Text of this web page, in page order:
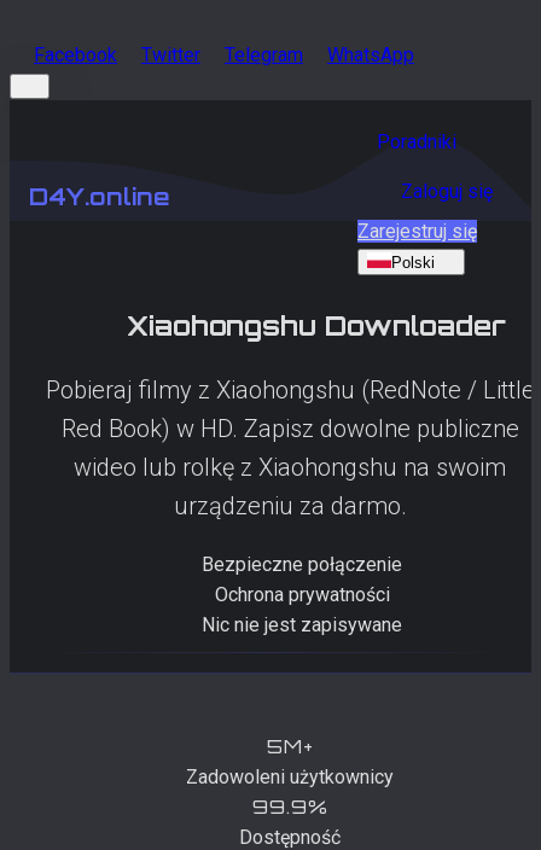
Facebook Twitter Telegram WhatsApp
D4Y.online
Poradniki
Zaloguj się
Zarejestruj się
Polski
Xiaohongshu Downloader
Pobieraj filmy z Xiaohongshu (RedNote / Little
Red Book) w HD. Zapisz dowolne publiczne
wideo lub rolkę z Xiaohongshu na swoim
urządzeniu za darmo.
Bezpieczne połączenie
Ochrona prywatności
Nic nie jest zapisywane
5M+
Zadowoleni użytkownicy
99.9%
Dostępność